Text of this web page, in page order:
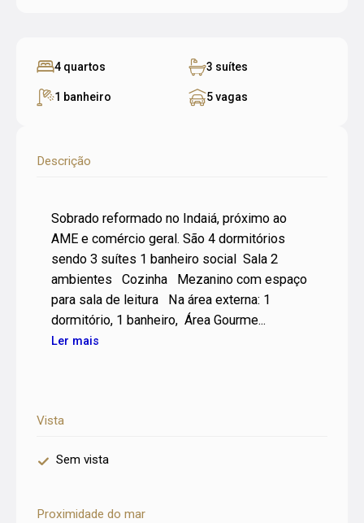
4 quartos 3 suítes
1 banheiro 5 vagas
Descrição
Sobrado reformado no Indaiá, próximo ao
AME e comércio geral. São 4 dormitórios
sendo 3 suítes 1 banheiro social Sala 2
ambientes Cozinha Mezanino com espaço
para sala de leitura Na área externa: 1
dormitório, 1 banheiro, Área Gourme...
Ler mais
Vista
Sem vista
Proximidade do mar